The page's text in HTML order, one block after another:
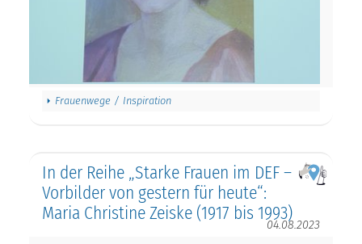
Frauenwege / Inspiration
In der Reihe „Starke Frauen im DEF –
Vorbilder von gestern für heute“:
Maria Christine Zeiske (1917 bis 1993)
04.08.2023